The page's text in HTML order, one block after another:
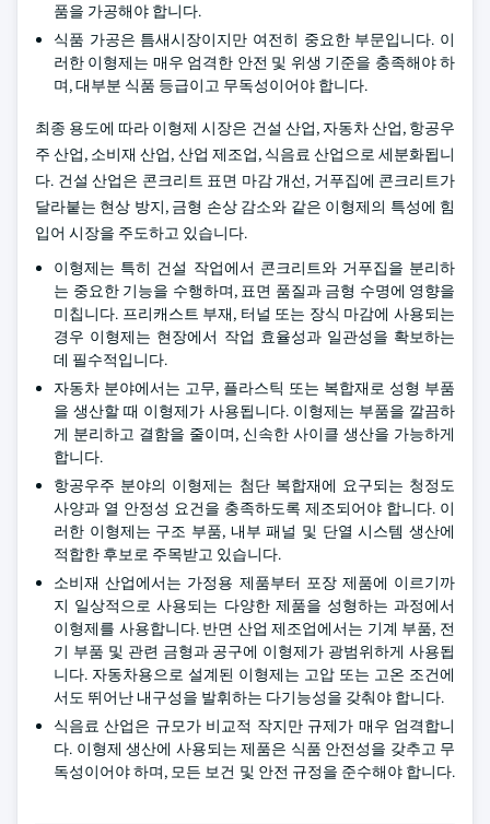
품을 가공해야 합니다.
식품 가공은 틈새시장이지만 여전히 중요한 부문입니다. 이
러한 이형제는 매우 엄격한 안전 및 위생 기준을 충족해야 하
며, 대부분 식품 등급이고 무독성이어야 합니다.
최종 용도에 따라 이형제 시장은 건설 산업, 자동차 산업, 항공우
주 산업, 소비재 산업, 산업 제조업, 식음료 산업으로 세분화됩니
다. 건설 산업은 콘크리트 표면 마감 개선, 거푸집에 콘크리트가
달라붙는 현상 방지, 금형 손상 감소와 같은 이형제의 특성에 힘
입어 시장을 주도하고 있습니다.
이형제는 특히 건설 작업에서 콘크리트와 거푸집을 분리하
는 중요한 기능을 수행하며, 표면 품질과 금형 수명에 영향을
미칩니다. 프리캐스트 부재, 터널 또는 장식 마감에 사용되는
경우 이형제는 현장에서 작업 효율성과 일관성을 확보하는
데 필수적입니다.
자동차 분야에서는 고무, 플라스틱 또는 복합재로 성형 부품
을 생산할 때 이형제가 사용됩니다. 이형제는 부품을 깔끔하
게 분리하고 결함을 줄이며, 신속한 사이클 생산을 가능하게
합니다.
항공우주 분야의 이형제는 첨단 복합재에 요구되는 청정도
사양과 열 안정성 요건을 충족하도록 제조되어야 합니다. 이
러한 이형제는 구조 부품, 내부 패널 및 단열 시스템 생산에
적합한 후보로 주목받고 있습니다.
소비재 산업에서는 가정용 제품부터 포장 제품에 이르기까
지 일상적으로 사용되는 다양한 제품을 성형하는 과정에서
이형제를 사용합니다. 반면 산업 제조업에서는 기계 부품, 전
기 부품 및 관련 금형과 공구에 이형제가 광범위하게 사용됩
니다. 자동차용으로 설계된 이형제는 고압 또는 고온 조건에
서도 뛰어난 내구성을 발휘하는 다기능성을 갖춰야 합니다.
식음료 산업은 규모가 비교적 작지만 규제가 매우 엄격합니
다. 이형제 생산에 사용되는 제품은 식품 안전성을 갖추고 무
독성이어야 하며, 모든 보건 및 안전 규정을 준수해야 합니다.